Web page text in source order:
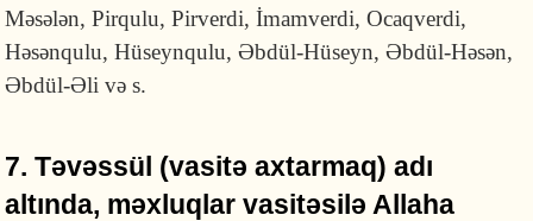
Məsələn, Pirqulu, Pirverdi, İmamverdi, Ocaqverdi,
Həsənqulu, Hüseynqulu, Əbdül-Hüseyn, Əbdül-Həsən,
Əbdül-Əli və s.
7. Təvəssül (vasitə axtarmaq) adı
altında, məxluqlar vasitəsilə Allaha